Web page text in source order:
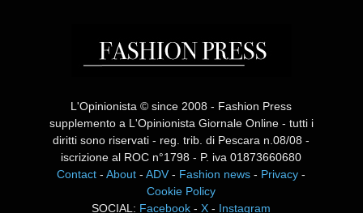
L'Opinionista © since 2008 - Fashion Press
supplemento a L'Opinionista Giornale Online - tutti i
diritti sono riservati - reg. trib. di Pescara n.08/08 -
iscrizione al ROC n°1798 - P. iva 01873660680
Contact -About -ADV - Fashion news - Privacy -
Cookie Policy
SOCIAL: Facebook -X - Instagram